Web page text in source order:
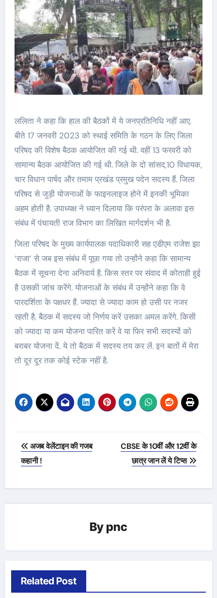
ललिता ने कहा कि हाल की बैठकों में ये जनप्रतिनिधि नहीं आए.
बीते 17 जनवरी 2023 को स्थाई समिति के गठन के लिए जिला
परिषद की विशेष बैठक आयोजित की गई थी. वहीं 13 फरवरी को
सामान्य बैठक आयोजित की गई थी. जिले के दो सांसद,10 विधायक,
चार विधान पार्षद और तमाम प्रखंड प्रमुख पदेन सदस्य हैं. जिला
परिषद से जुड़ी योजनाओं के फाइनलाइज होने में इनकी भूमिका
अहम होती है. उपाध्यक्ष ने ध्यान दिलाया कि परंपरा के अलावा इस
संबंध में पंचायती राज विभाग का लिखित मार्गदर्शन भी है.
जिला परिषद के मुख्य कार्यपालक पदाधिकारी सह एडीएम राजेश झा
‘राजा’ से जब इस संबंध में पूछा गया तो उन्होंने कहा कि सामान्य
बैठक में सूचना देना अनिवार्य है. किस स्तर पर संवाद में कोताही हुई
है उसकी जांच करेंगे. योजनाओं के संबंध में उन्होंने कहा कि वे
पारदर्शिता के पक्षधर हैं. ज्यादा से ज्यादा काम हो उसी पर नजर
रहती है. बैठक में सदस्य जो निर्णय करें उसका अमल करेंगे. किसी
को ज्यादा या कम योजना पारित करें वे या फिर सभी सदस्यों को
बराबर योजना दें. ये तो बैठक में सदस्य तय कर लें. इन बातों में मेरा
तो दूर दूर तक कोई स्टेक नहीं है.
Post
navigation
अजब वेलेंटाइन की गजब
कहानी !
CBSE के 10वीं और 12वीं के
छात्र जान लें ये टिप्स
By pnc
Related Post